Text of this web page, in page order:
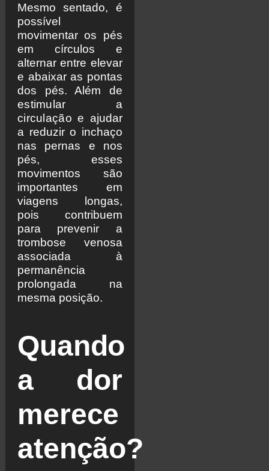
Mesmo sentado, é
possível
movimentar os pés
em círculos e
alternar entre elevar
e abaixar as pontas
dos pés. Além de
estimular a
circulação e ajudar
a reduzir o inchaço
nas pernas e nos
pés, esses
movimentos são
importantes em
viagens longas,
pois contribuem
para prevenir a
trombose venosa
associada à
permanência
prolongada na
mesma posição.
Quando
a dor
merece
atenção?